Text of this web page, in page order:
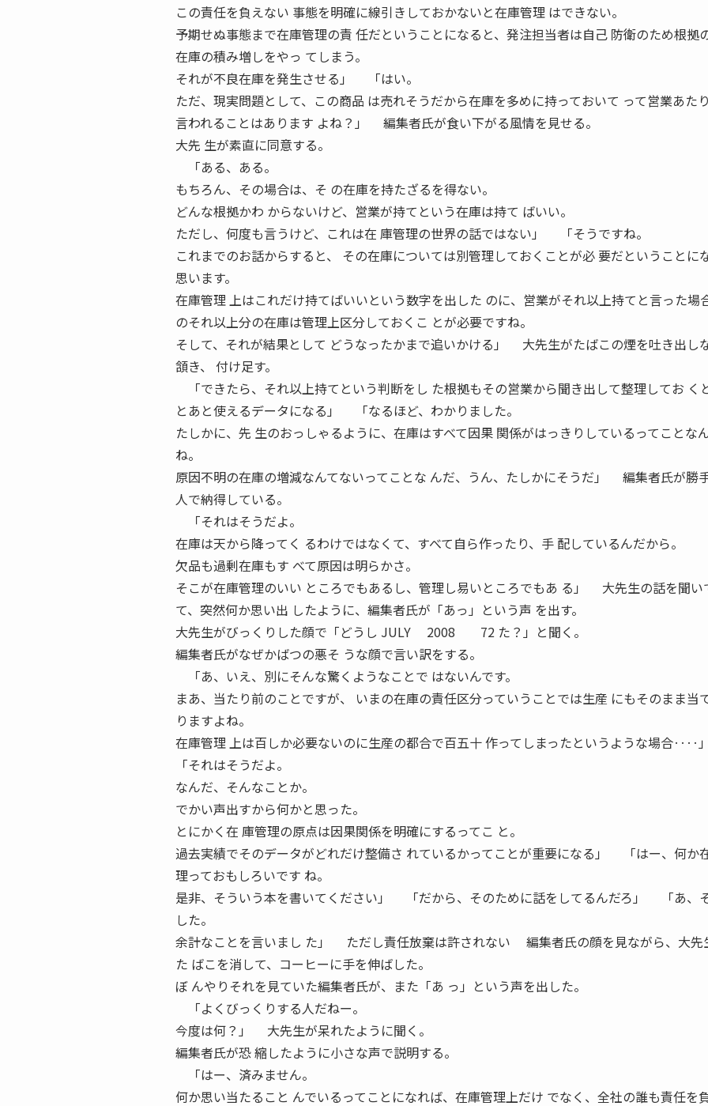
この責任を負えない 事態を明確に線引きしておかないと在庫管理 はできない。
予期せぬ事態まで在庫管理の責 任だということになると、発注担当者は自己 防衛のため根拠
在庫の積み増しをやっ てしまう。
それが不良在庫を発生させる」 「はい。
ただ、現実問題として、この商品 は売れそうだから在庫を多めに持っておいて って営業あた
言われることはあります よね？」 編集者氏が食い下がる風情を見せる。
大先 生が素直に同意する。
「ある、ある。
もちろん、その場合は、そ の在庫を持たざるを得ない。
どんな根拠かわ からないけど、営業が持てという在庫は持て ばいい。
ただし、何度も言うけど、これは在 庫管理の世界の話ではない」 「そうですね。
これまでのお話からすると、 その在庫については別管理しておくことが必 要だということに
思います。
在庫管理 上はこれだけ持てばいいという数字を出した のに、営業がそれ以上持てと言った場
のそれ以上分の在庫は管理上区分しておくこ とが必要ですね。
そして、それが結果として どうなったかまで追いかける」 大先生がたばこの煙を吐き出し
頷き、 付け足す。
「できたら、それ以上持てという判断をし た根拠もその営業から聞き出して整理してお く
とあと使えるデータになる」 「なるほど、わかりました。
たしかに、先 生のおっしゃるように、在庫はすべて因果 関係がはっきりしているってことな
ね。
原因不明の在庫の増減なんてないってことな んだ、うん、たしかにそうだ」 編集者氏が勝
人で納得している。
「それはそうだよ。
在庫は天から降ってく るわけではなくて、すべて自ら作ったり、手 配しているんだから。
欠品も過剰在庫もす べて原因は明らかさ。
そこが在庫管理のいい ところでもあるし、管理し易いところでもあ る」 大先生の話を聞い
て、突然何か思い出 したように、編集者氏が「あっ」という声 を出す。
大先生がびっくりした顔で「どうし JULY 2008 72 た？」と聞く。
編集者氏がなぜかばつの悪そ うな顔で言い訳をする。
「あ、いえ、別にそんな驚くようなことで はないんです。
まあ、当たり前のことですが、 いまの在庫の責任区分っていうことでは生産 にもそのまま当
りますよね。
在庫管理 上は百しか必要ないのに生産の都合で百五十 作ってしまったというような場合‥‥
「それはそうだよ。
なんだ、そんなことか。
でかい声出すから何かと思った。
とにかく在 庫管理の原点は因果関係を明確にするってこ と。
過去実績でそのデータがどれだけ整備さ れているかってことが重要になる」 「はー、何か
理っておもしろいです ね。
是非、そういう本を書いてください」 「だから、そのために話をしてるんだろ」 「あ、
した。
余計なことを言いまし た」 ただし責任放棄は許されない 編集者氏の顔を見ながら、大先
た ばこを消して、コーヒーに手を伸ばした。
ぼ んやりそれを見ていた編集者氏が、また「あ っ」という声を出した。
「よくびっくりする人だねー。
今度は何？」 大先生が呆れたように聞く。
編集者氏が恐 縮したように小さな声で説明する。
「はー、済みません。
何か思い当たること んでいるってことになれば、在庫管理上だけ でなく、全社の誰も責任を